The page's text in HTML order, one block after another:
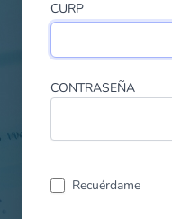
CURP
CONTRASEÑA
Recuérdame